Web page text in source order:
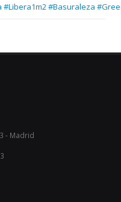
#Basuraleza
- Madrid